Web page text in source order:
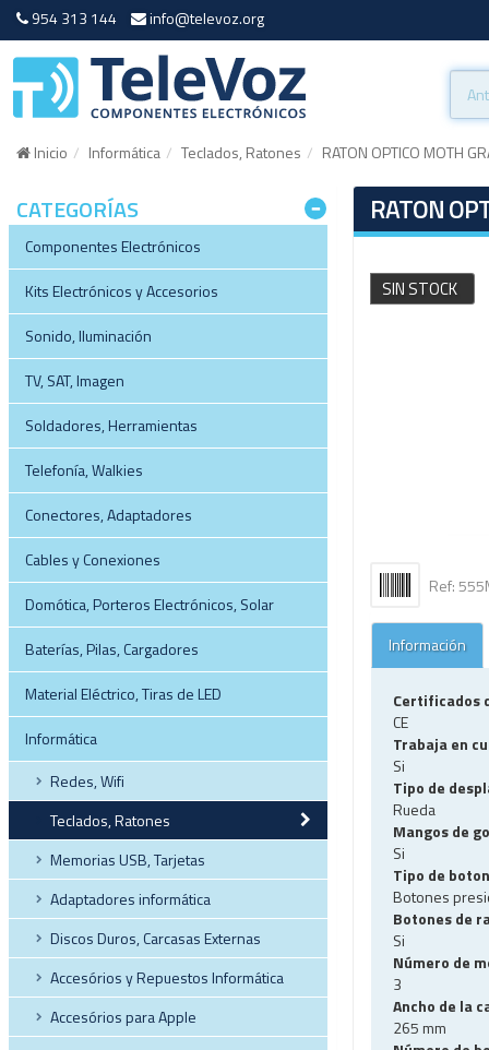
954 313 144 info@televoz.org
Inicio Informática Teclados, Ratones RATON OPTICO MOTH
CATEGORÍAS
Componentes Electrónicos
Kits Electrónicos y Accesorios
Sonido, Iluminación
TV, SAT, Imagen
Soldadores, Herramientas
Telefonía, Walkies
Conectores, Adaptadores
Cables y Conexiones
Domótica, Porteros Electrónicos, Solar
Baterías, Pilas, Cargadores
Material Eléctrico, Tiras de LED
Informática
Redes, Wifi
Teclados, Ratones
Memorias USB, Tarjetas
Adaptadores informática
Discos Duros, Carcasas Externas
Accesórios y Repuestos Informática
Accesórios para Apple
RATON
SIN STOCK
Ref:
Información
Certificados
CE
Trabaja en
Si
Tipo de
Rueda
Mangos de
Si
Tipo de
Botones
Botones de
Si
Número de
3
Ancho de la
265 mm